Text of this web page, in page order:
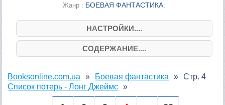
Жанр : БОЕВАЯ ФАНТАСТИКА;
НАСТРОЙКИ....
СОДЕРЖАНИЕ....
Booksonline.com.ua
Боевая фантастика
Список потерь - Лонг Джеймс
Стр. 4